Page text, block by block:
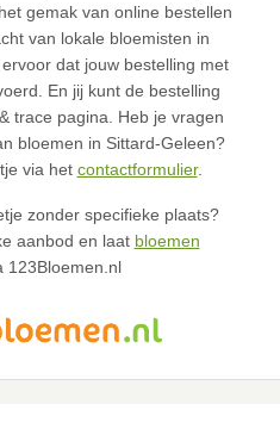
gemak van online bestellen
van lokale bloemisten in
dat jouw bestelling met
En jij kunt de bestelling
trace pagina. Heb je vragen
bloemen in Sittard-Geleen?
via het contactformulier.
zonder specifieke plaats?
aanbod en laat bloemen
123Bloemen.nl